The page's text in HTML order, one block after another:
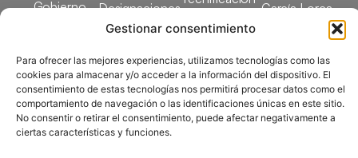
Gestionar consentimiento
Para ofrecer las mejores experiencias, utilizamos tecnologías como las
cookies para almacenar y/o acceder a la información del dispositivo. El
consentimiento de estas tecnologías nos permitirá procesar datos como el
comportamiento de navegación o las identificaciones únicas en este sitio.
No consentir o retirar el consentimiento, puede afectar negativamente a
ciertas características y funciones.
Gobierno
Elecciones
Clubes
Federados
Designaciones
Arbitrales
Docencia
García Lorca,
983 24 94 26